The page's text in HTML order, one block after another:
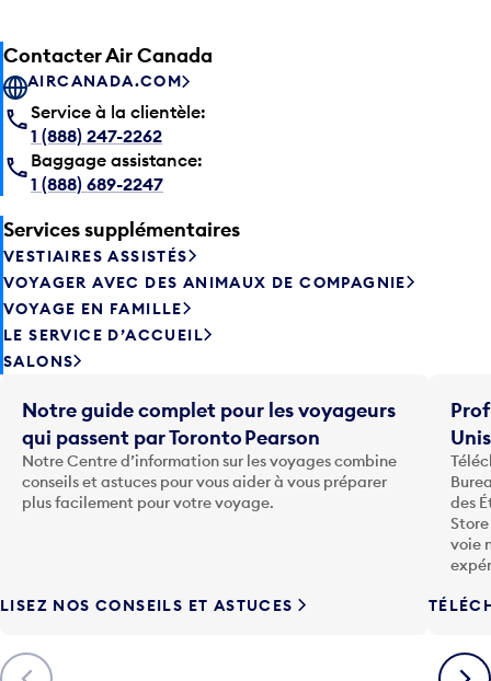
Contacter Air Canada
AIRCANADA.COM
Service à la clientèle:
1 (888) 247-2262
Baggage assistance:
1 (888) 689-2247
Services supplémentaires
VESTIAIRES ASSISTÉS
VOYAGER AVEC DES ANIMAUX DE COMPAGNIE
VOYAGE EN FAMILLE
LE SERVICE D’ACCUEIL
SALONS
Précédent
Notre guide complet pour les voyageurs
qui passent par Toronto Pearson
Notre Centre d’information sur les voyages combine
conseils et astuces pour vous aider à vous préparer
plus facilement pour votre voyage.
LISEZ NOS CONSEILS ET ASTUCES
des
voie